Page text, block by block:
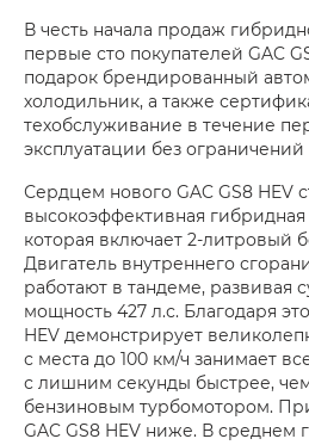
В честь начала продаж
первые сто покупателей GAC
подарок брендированный
холодильник, а также
техобслуживание в течение
эксплуатации без ограничений
Сердцем нового GAC GS8 HEV
высокоэффективная гибридная
которая включает 2-литровый
Двигатель внутреннего
работают в тандеме, развивая
мощность 427 л.с. Благодаря
HEV демонстрирует
с места до 100 км/ч занимает
с лишним секунды быстрее, чем
бензиновым турбомотором.
GAC GS8 HEV ниже. В среднем